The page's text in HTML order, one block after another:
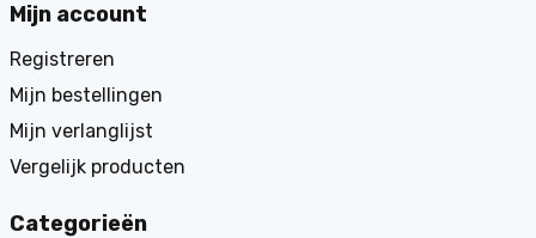
Mijn account
Registreren
Mijn bestellingen
Mijn verlanglijst
Vergelijk producten
Categorieën